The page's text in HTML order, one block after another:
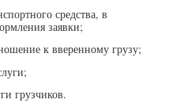
средства, в
заявки;
к вверенному грузу;
грузчиков.